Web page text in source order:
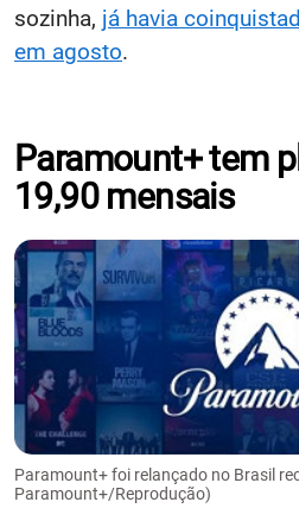
sozinha, já havia
em agosto.
Paramount+ tem
19,90 mensais
Paramount+ foi relançado no Brasil
Paramount+/Reprodução)